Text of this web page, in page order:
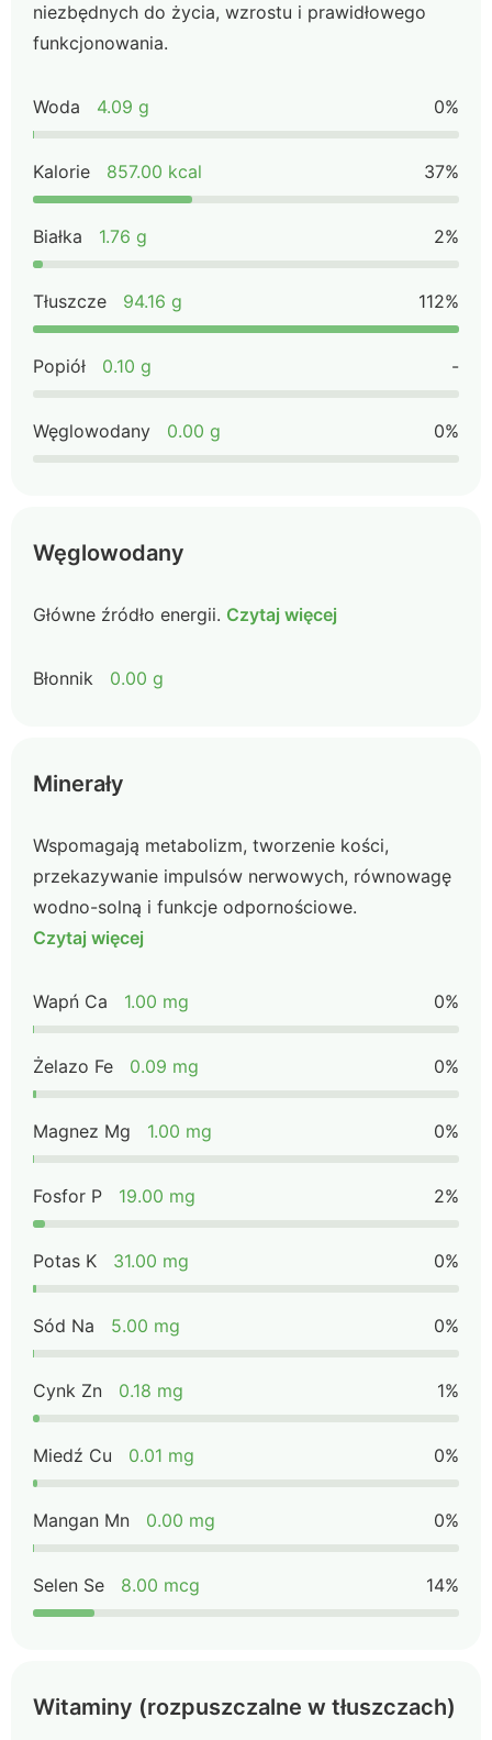
niezbędnych do życia, wzrostu i prawidłowego
funkcjonowania.
Woda 4.09 g 0%
Kalorie 857.00 kcal 37%
Białka 1.76 g 2%
Tłuszcze 94.16 g 112%
Popiół 0.10 g -
Węglowodany 0.00 g 0%
Węglowodany
Główne źródło energii. Czytaj więcej
Błonnik 0.00 g
Minerały
Wspomagają metabolizm, tworzenie kości,
przekazywanie impulsów nerwowych, równowagę
wodno-solną i funkcje odpornościowe.
Czytaj więcej
Wapń Ca 1.00 mg 0%
Żelazo Fe 0.09 mg 0%
Magnez Mg 1.00 mg 0%
Fosfor P 19.00 mg 2%
Potas K 31.00 mg 0%
Sód Na 5.00 mg 0%
Cynk Zn 0.18 mg 1%
Miedź Cu 0.01 mg 0%
Mangan Mn 0.00 mg 0%
Selen Se 8.00 mcg 14%
Witaminy (rozpuszczalne w tłuszczach)